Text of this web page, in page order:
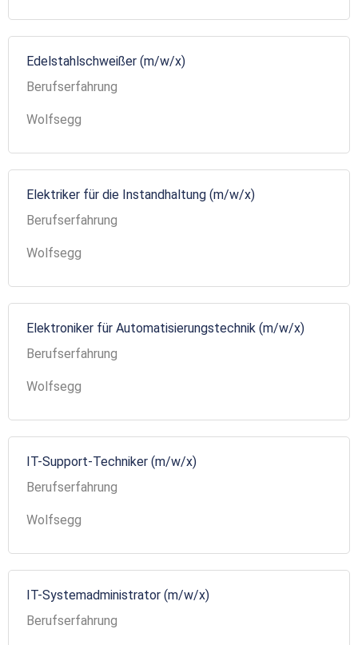
Edelstahlschweißer (m/w/x)
Berufserfahrung
Wolfsegg
Elektriker für die Instandhaltung (m/w/x)
Berufserfahrung
Wolfsegg
Elektroniker für Automatisierungstechnik (m/w/x)
Berufserfahrung
Wolfsegg
IT-Support-Techniker (m/w/x)
Berufserfahrung
Wolfsegg
IT-Systemadministrator (m/w/x)
Berufserfahrung